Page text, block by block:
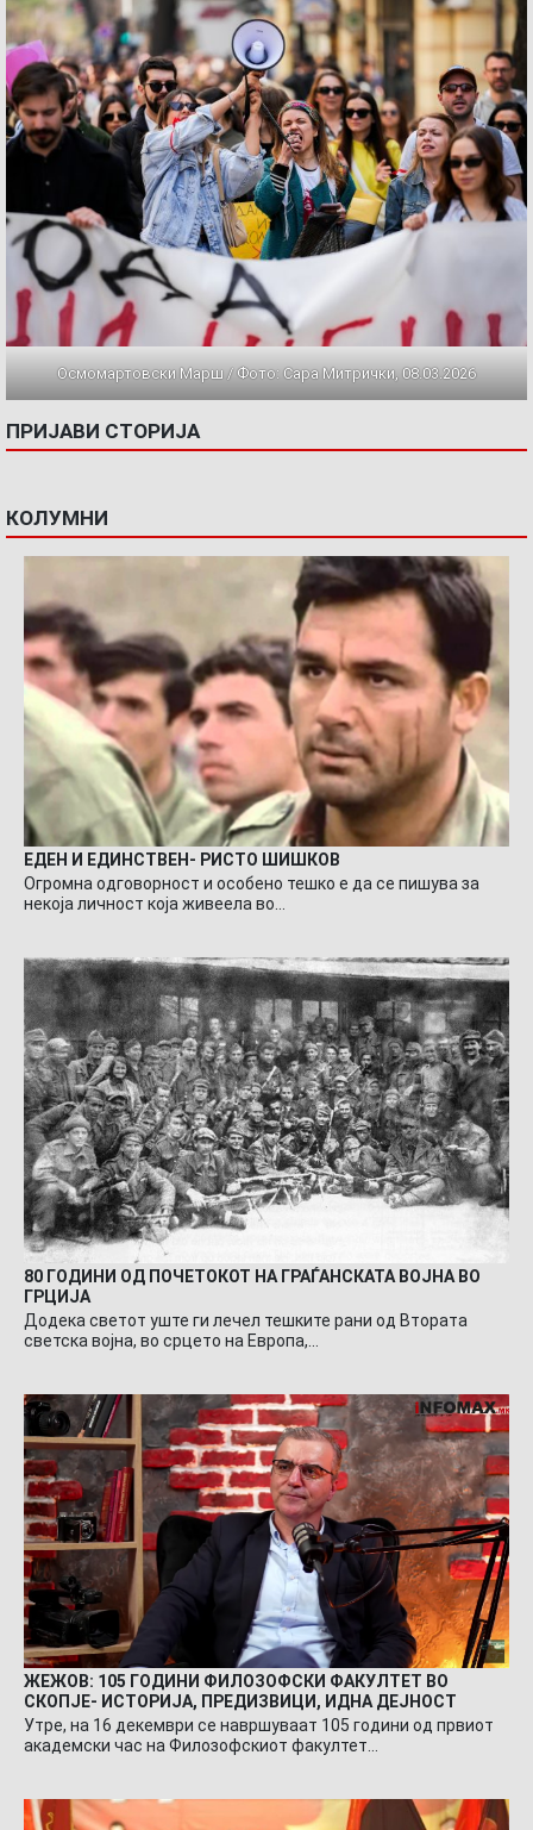
Осмомартовски Марш / Фото: Сара Митрички, 08.03.2026
ПРИЈАВИ СТОРИЈА
КОЛУМНИ
ЕДЕН И ЕДИНСТВЕН- РИСТО ШИШКОВ
Огромна одговорност и особено тешко е да се пишува за
некоја личност која живеела во…
80 ГОДИНИ ОД ПОЧЕТОКОТ НА ГРАЃАНСКАТА ВОЈНА ВО
ГРЦИЈА
Додека светот уште ги лечел тешките рани од Втората
светска војна, во срцето на Европа,…
ЖЕЖОВ: 105 ГОДИНИ ФИЛОЗОФСКИ ФАКУЛТЕТ ВО
СКОПЈЕ- ИСТОРИЈА, ПРЕДИЗВИЦИ, ИДНА ДЕЈНОСТ
Утре, на 16 декември се навршуваат 105 години од првиот
академски час на Филозофскиот факултет…